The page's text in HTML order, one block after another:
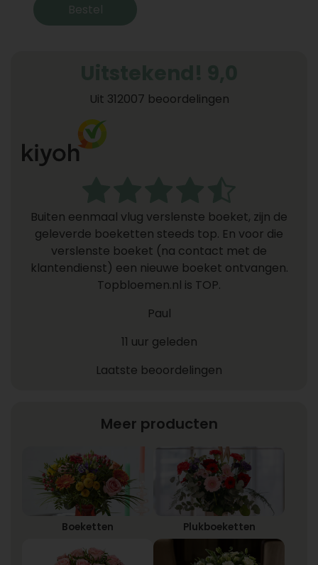
Bestel
Uit 312007 beoordelingen
Buiten eenmaal vlug verslenste boeket, zijn de
geleverde boeketten steeds top. En voor die
verslenste boeket (na contact met de
klantendienst) een nieuwe boeket ontvangen.
Topbloemen.nl is TOP.
Paul
11 uur geleden
Laatste beoordelingen
Meer producten
Boeketten Plukboeketten